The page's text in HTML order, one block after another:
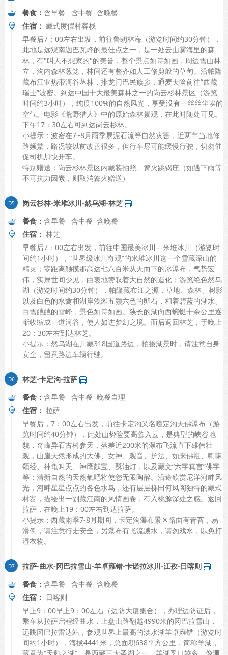
餐食： 含早餐 含中餐 含晚餐
住宿： 藏式度假村客栈
早餐后7：00左右出发，前往鲁朗林海（游览时间约30分钟），
此地是远观南迦巴瓦峰的最佳点之一，是一处云山雾海里的森
林，有"叫人不想家的"的美誉，整个景点如诗如画，周边雪山林
立，沟内森林葱笼，林间还有整齐如人工修剪般的草甸。沿帕隆
藏布江亚热带河谷丛林，排龙门巴民族乡，通麦天险前往“西藏
瑞士”波密。到达中国十大最美森林之一的岗云杉林景区（游览
时间约3小时），纯度100%的自然风光，享受没有一丝丝尘埃的
空气。电影《荒野猎人》中的原始森林景观，在此时随处可见。
下午17：30左右可到达岗云杉林。
小提示：波密在7~8月雨季易泥石流等自然灾害，近两年当地修
路频繁，路况较以前改善很多，但行车尽可能缓慢行驶，切勿催
促司机加快开车。
特别赠送：岗云杉林景区内藏装拍照、篝火跳锅庄（如遇下雨等
不可抗力因素，则取消篝火赠送）
岗云杉林-米堆冰川-然乌湖-林芝
餐食： 含早餐 含中餐 含晚餐
住宿： 林芝
早餐后7：00左右出发，前往中国最美冰川—米堆冰川（游览时
间约1小时），“世界级冰川奇观”的米堆冰川这一个雪藏深山的
精灵；零距离触摸那高达七八百米从天而下的冰瀑布，气势宏
伟，实属世间少见，由衷地赞叹着大自然的造化；游览绝色然乌
湖（游览时间约30分钟），帕隆藏布江之源，草地、森林、树影
以及白色的水禽和湖岸浅滩五颜六色的卵石，和着碧蓝的湖水、
白雪皑皑的雪峰，景色如诗如画。狭长的湖向西蜿蜒十余公里逐
渐收缩成一道河谷，使人如进梦幻之境。而后返回林芝，于晚上
20：30左右到达林芝。
小提示：然乌湖在川藏318国道路边，拍摄湖景时，请注意自身
安全，留意路边车辆行驶。
林芝-卡定沟-拉萨
餐食： 含早餐 含中餐 晚餐自理
住宿： 拉萨
早餐后，7：00左右出发，前往卡定沟又名嘎定沟天佛瀑布（游
览时间约40分钟），此处山势险要高耸入云，是典型的峡谷地
貌，奇峰异石古树参天，落差近200米的瀑布飞流直下雄伟壮
观，山崖天然形成的大佛、女神、观音、护法、如来佛祖、喇嘛
颂经、神龟叫天、神鹰献宝、酥油灯，以及藏文“六字真言”佛字
等；清新自然的天然氧吧将使您无限陶醉。沿途欣赏尼洋河畔风
光，河畔星星点点的各色水鸟，还有层层梯田何凤阁独特的藏式
村寨，描绘出一副藏江南的风情画卷，有入桃源深处之感。返回
拉萨，在晚上19：00左右到达拉萨。
小提示：西藏雨季7-8月期间，卡定沟瀑布景区路面有青苔，易
滑倒，请注意行走安全，另瀑布有飞流溅水，请勿戏水，以免打
湿衣物。
拉萨-曲水-冈巴拉雪山-羊卓雍错-卡诺拉冰川-江孜-日喀则
餐食： 含早餐 含中餐 含晚餐
住宿： 日喀则
早上9：00早上9：00左右（边防大厦集合），办理边防证后，
乘车从拉萨启程经曲水，上盘山路翻越4990米的冈巴拉雪山，
远眺冈巴拉雷达站，参观世界上最高的淡水湖羊卓雍错（游览时
间约1小时），海拔4441米，总面积638平方公里，简称羊湖，
藏意为“天鹅之湖”，是西藏三大圣湖之一，羊湖叉口较多，像珊